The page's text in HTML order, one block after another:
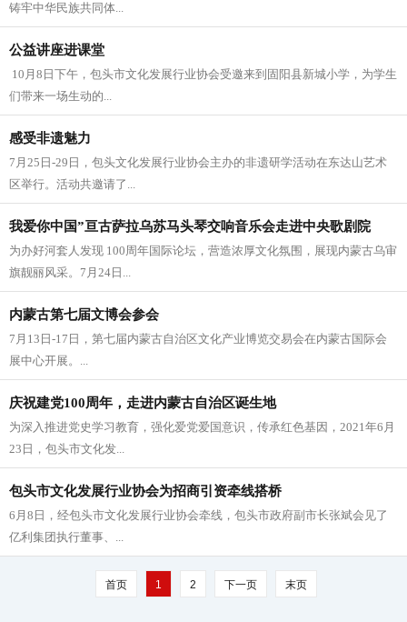
铸牢中华民族共同体...
公益讲座进课堂
​ 10月8日下午，包头市文化发展行业协会受邀来到固阳县新城小学，为学生
们带来一场生动的...
感受非遗魅力
7月25日-29日，包头文化发展行业协会主办的非遗研学活动在东达山艺术
区举行。活动共邀请了...
我爱你中国”亘古萨拉乌苏马头琴交响音乐会走进中央歌剧院
为办好河套人发现 100周年国际论坛，营造浓厚文化氛围，展现内蒙古乌审
旗靓丽风采。7月24日...
内蒙古第七届文博会参会
7月13日-17日，第七届内蒙古自治区文化产业博览交易会在内蒙古国际会
展中心开展。...
庆祝建党100周年，走进内蒙古自治区诞生地
​为深入推进党史学习教育，强化爱党爱国意识，传承红色基因，2021年6月
23日，包头市文化发...
包头市文化发展行业协会为招商引资牵线搭桥
​6月8日，经包头市文化发展行业协会牵线，包头市政府副市长张斌会见了
亿利集团执行董事、...
首页 1 2 下一页 末页